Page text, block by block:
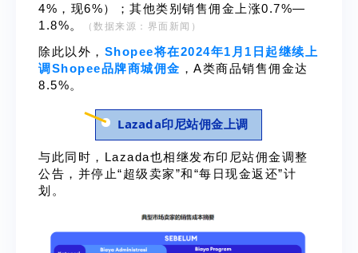
4%，现6%）；其他类别销售佣金上涨0.7%—
1.8%。
（数据来源：界面新闻）
除此以外， Shopee将在2024年1月1日起继续上
调Shopee品牌商城佣金 ，A类商品销售佣金达
8.5%。
Lazada印尼站佣金上调
与此同时，Lazada也相继发布印尼站佣金调整
公告，并停止“超级卖家”和“每日现金返还”计
划。